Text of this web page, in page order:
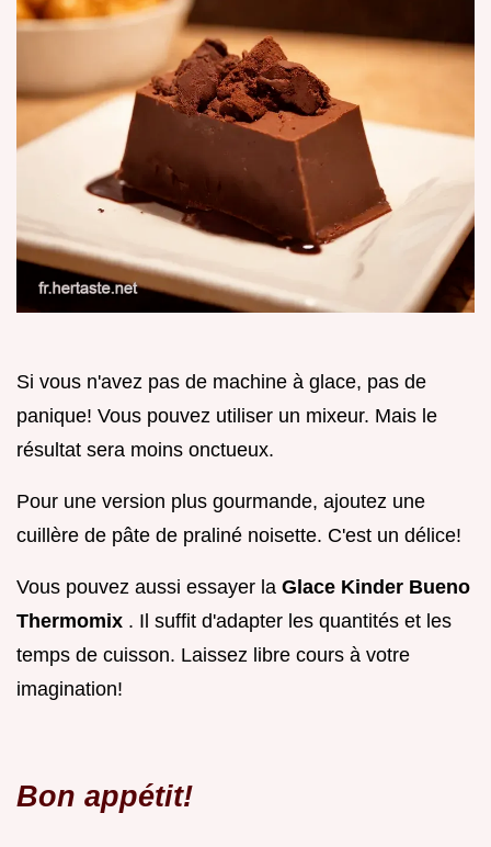
Si vous n'avez pas de machine à glace, pas de
panique! Vous pouvez utiliser un mixeur. Mais le
résultat sera moins onctueux.
Pour une version plus gourmande, ajoutez une
cuillère de pâte de praliné noisette. C'est un délice!
Vous pouvez aussi essayer la Glace Kinder Bueno
Thermomix . Il suffit d'adapter les quantités et les
temps de cuisson. Laissez libre cours à votre
imagination!
Bon appétit!